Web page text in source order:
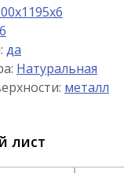
6
да
Натуральная
металл
лист